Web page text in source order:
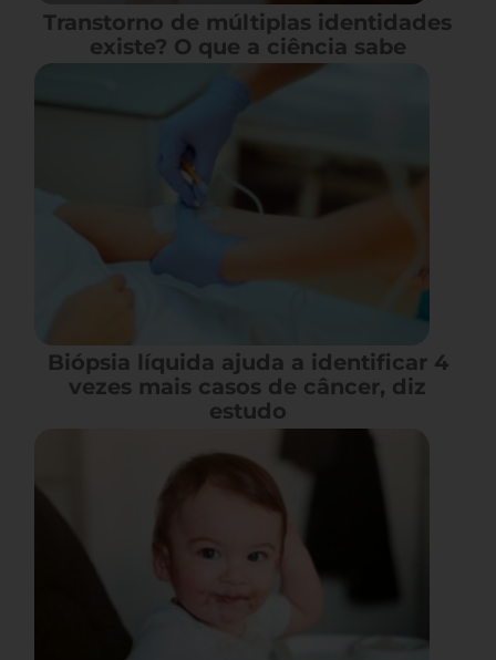
Transtorno de múltiplas identidades
existe? O que a ciência sabe
Biópsia líquida ajuda a identificar 4
vezes mais casos de câncer, diz
estudo